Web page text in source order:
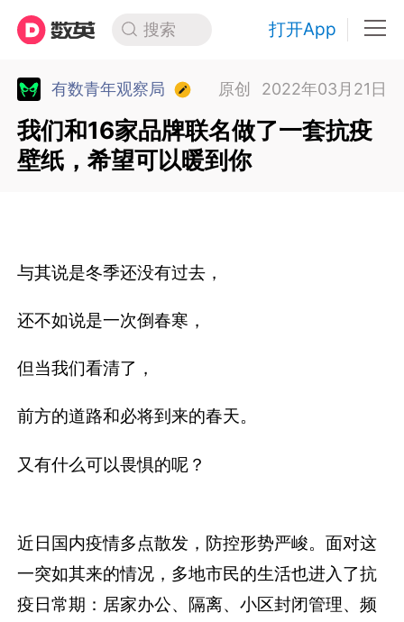
搜索 打开App
有数青年观察局 原创 2022年03月21日
我们和16家品牌联名做了一套抗疫
壁纸，希望可以暖到你
与其说是冬季还没有过去，
还不如说是一次倒春寒，
但当我们看清了，
前方的道路和必将到来的春天。
又有什么可以畏惧的呢？
近日国内疫情多点散发，防控形势严峻。面对这
一突如其来的情况，多地市民的生活也进入了抗
疫日常期：居家办公、隔离、小区封闭管理、频